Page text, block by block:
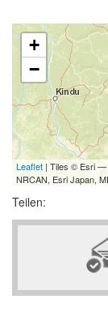
+
−
Leaflet | Tiles © Esri —
NRCAN, Esri Japan,
Teilen: